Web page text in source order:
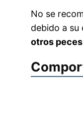
No se
debido a su
otros